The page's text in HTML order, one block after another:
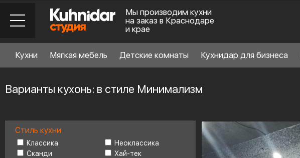
Мы производим кухни
на заказ в Краснодаре
и крае
Стиль кухни
Кухни Мягкая мебель Детские комнаты Кухнидар для бизнеса
Варианты кухонь: в стиле Минимализм
Стиль кухни
Классика
Неоклассика
Сканди
Хай-тек